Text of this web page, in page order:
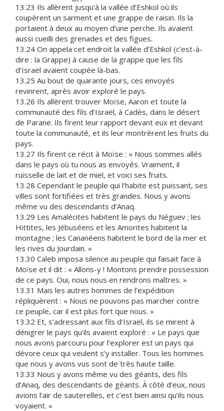
13.23 Ils allèrent jusqu’à la vallée d’Eshkol où ils
coupèrent un sarment et une grappe de raisin. Ils la
portaient à deux au moyen d’une perche. Ils avaient
aussi cueilli des grenades et des figues.
13.24 On appela cet endroit la vallée d’Eshkol (c’est-à-
dire : la Grappe) à cause de la grappe que les fils
d’Israël avaient coupée là-bas.
13.25 Au bout de quarante jours, ces envoyés
revinrent, après avoir exploré le pays.
13.26 Ils allèrent trouver Moïse, Aaron et toute la
communauté des fils d’Israël, à Cadès, dans le désert
de Parane. Ils firent leur rapport devant eux et devant
toute la communauté, et ils leur montrèrent les fruits du
pays.
13.27 Ils firent ce récit à Moïse : « Nous sommes allés
dans le pays où tu nous as envoyés. Vraiment, il
ruisselle de lait et de miel, et voici ses fruits.
13.28 Cependant le peuple qui l’habite est puissant, ses
villes sont fortifiées et très grandes. Nous y avons
même vu des descendants d’Anaq.
13.29 Les Amalécites habitent le pays du Néguev ; les
Hittites, les Jébuséens et les Amorites habitent la
montagne ; les Cananéens habitent le bord de la mer et
les rives du Jourdain. »
13.30 Caleb imposa silence au peuple qui faisait face à
Moïse et il dit : « Allons-y ! Montons prendre possession
de ce pays. Oui, nous nous en rendrons maîtres. »
13.31 Mais les autres hommes de l’expédition
répliquèrent : « Nous ne pouvons pas marcher contre
ce peuple, car il est plus fort que nous. »
13.32 Et, s’adressant aux fils d’Israël, ils se mirent à
dénigrer le pays qu’ils avaient exploré : « Le pays que
nous avons parcouru pour l’explorer est un pays qui
dévore ceux qui veulent s’y installer. Tous les hommes
que nous y avons vus sont de très haute taille.
13.33 Nous y avons même vu des géants, des fils
d’Anaq, des descendants de géants. À côté d’eux, nous
avions l’air de sauterelles, et c’est bien ainsi qu’ils nous
voyaient. »